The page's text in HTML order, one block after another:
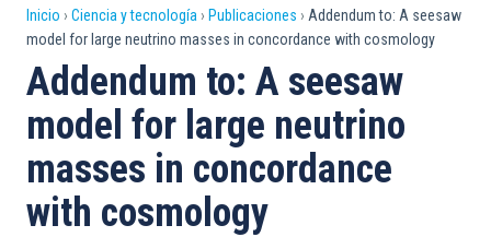
Sobrescribir
enlaces
de
ayuda
a
la
Inicio Ciencia y tecnología Publicaciones
Addendum to: A seesaw
model for large neutrino masses in concordance with cosmology
Addendum to: A seesaw
model for large neutrino
masses in concordance
with cosmology